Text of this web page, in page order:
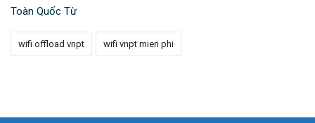
Toàn Quốc Từ
wifi offload vnpt wifi vnpt mien phi